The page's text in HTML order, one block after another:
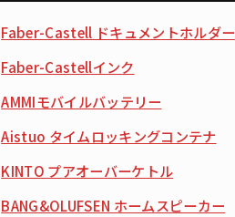
Faber-Castell ドキュメントホルダー
Faber-Castellインク
AMMIモバイルバッテリー
Aistuo タイムロッキングコンテナ
KINTO プアオーバーケトル
BANG&OLUFSEN ホームスピーカー